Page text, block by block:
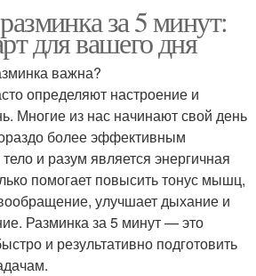
за 5 минут:
для вашего дня
важна?
определяют настроение и
Многие из нас начинают свой день
более эффективным
и разум является энергичная
помогает повысить тонус мышц,
улучшает дыхание и
Разминка за 5 минут — это
и результативно подготовить